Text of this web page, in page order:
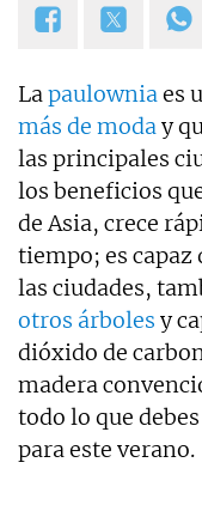
Lapaulowniaes
más de moday
las principales
los beneficios
de Asia, crece
tiempo; es
las ciudades,
otros árboles y
dióxido de
madera
todo lo que
para este verano.